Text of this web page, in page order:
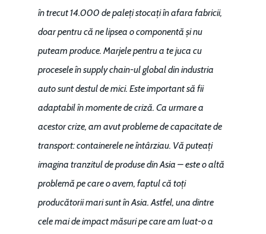
în trecut 14.000 de paleți stocați în afara fabricii,
doar pentru că ne lipsea o componentă și nu
puteam produce. Marjele pentru a te juca cu
procesele în supply chain-ul global din industria
auto sunt destul de mici. Este important să fii
adaptabil în momente de criză. Ca urmare a
acestor crize, am avut probleme de capacitate de
transport: containerele ne întârziau. Vă puteați
imagina tranzitul de produse din Asia – este o altă
problemă pe care o avem, faptul că toți
producătorii mari sunt în Asia. Astfel, una dintre
cele mai de impact măsuri pe care am luat-o a